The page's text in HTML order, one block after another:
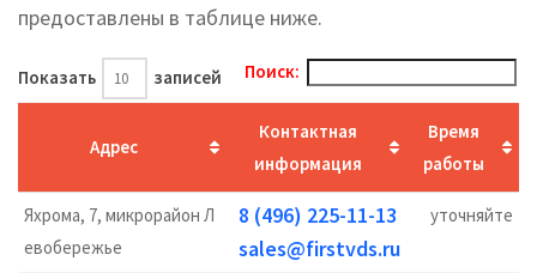
предоставлены в таблице ниже.
Показать записей Поиск:
Адрес
Контактная
информация
Время
работы
Яхрома, 7, микрорайон Л
евобережье
8 (496) 225-11-13
sales@firstvds.ru
уточняйте